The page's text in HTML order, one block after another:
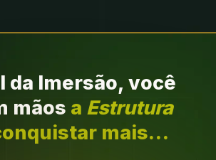
da Imersão, você
mãos a Estrutura
mais…